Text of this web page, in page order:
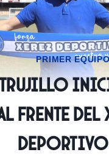
PRIMER
Trujillo
frente del
Deportivo